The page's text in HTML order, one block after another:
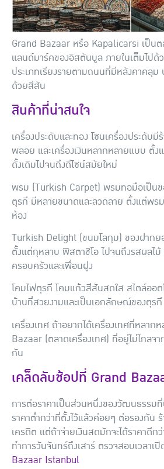
Grand Bazaar หรือ Kapalicarsi เป็น
แลนด์มาร์คของอิสตันบูล ภายในเต็มไปด้
ประเภทเรียงรายตามถนนที่มีหลังคาคลุ
ด้วยสีสัน
สินค้าที่น่าสนใจ
เครื่องประดับและทอง โซนเครื่องประดับ
พลอย และเครื่องเงินหลากหลายแบบ ตั้ง
ดั้งเดิมไปจนถึงดีไซน์สมัยใหม่
พรม (Turkish Carpet) พรมทอมือเป็น
ตุรกี มีหลายขนาดและลวดลาย ตั้งแต่พร
ห้อง
Turkish Delight (ขนมโลกุม) ของฝาก
ตั้งแต่กุหลาบ พิสตาชิโอ ไปจนถึงรสผลไม้
ครอบครัวและเพื่อนฝูง
โคมไฟตุรกี โคมแก้วสีสันสดใส สไตล์ออ
บ้านที่สวยงามและเป็นเอกลักษณ์ของตุรกี
เครื่องเทศถ้าอยากได้เครื่องเทศที่หลาก
Bazaar (ตลาดเครื่องเทศ) ที่อยู่ไม่ไกลจ
กัน
เคล็ดลับช้อปที่ Grand
การต่อราคาเป็นส่วนหนึ่งของวัฒนธรรม
ราคาต่ำกว่าที่ตั้งไว้แล้วค่อยๆ ต่อรองกัน
เครดิต แต่ถ้าจ่ายเงินสดมักจะได้ราคาดีก
ทำการวันจันทร์ถึงเสาร์ ตรวจสอบเวลาเ
Bazaar Istanbul